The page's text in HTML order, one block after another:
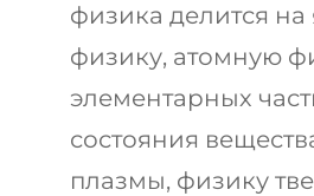
физика делится
физику, атомную
элементарных
состояния
плазмы, физику